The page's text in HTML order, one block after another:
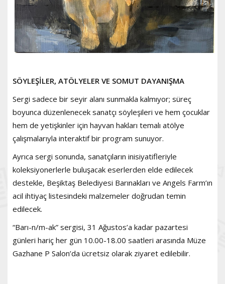
SÖYLEŞİLER, ATÖLYELER VE SOMUT DAYANIŞMA
Sergi sadece bir seyir alanı sunmakla kalmıyor; süreç
boyunca düzenlenecek sanatçı söyleşileri ve hem çocuklar
hem de yetişkinler için hayvan hakları temalı atölye
çalışmalarıyla interaktif bir program sunuyor.
Ayrıca sergi sonunda, sanatçıların inisiyatifleriyle
koleksiyonerlerle buluşacak eserlerden elde edilecek
destekle, Beşiktaş Belediyesi Barınakları ve Angels Farm’ın
acil ihtiyaç listesindeki malzemeler doğrudan temin
edilecek.
“Barı-n/m-ak” sergisi, 31 Ağustos’a kadar pazartesi
günleri hariç her gün 10.00-18.00 saatleri arasında Müze
Gazhane P Salon’da ücretsiz olarak ziyaret edilebilir.